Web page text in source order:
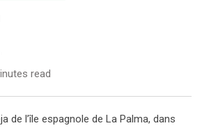
read
de l’île espagnole de La Palma, dans